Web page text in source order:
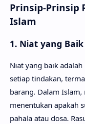
Prinsip-Prinsip
Islam
1. Niat yang Baik
Niat yang baik
setiap tindakan,
barang. Dalam
menentukan apakah
pahala atau dosa.